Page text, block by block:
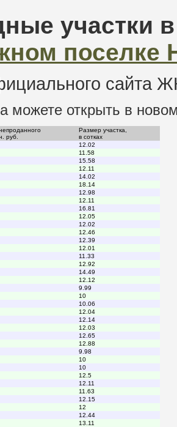
участки в
поселке
сайта
можете открыть в
руб.
Размер участка,
в сотках
12.02
11.58
15.58
12.11
14.02
18.14
12.98
12.11
16.81
12.05
12.02
12.46
12.39
12.01
11.33
12.92
14.49
12.12
9.99
10
10.06
12.04
12.14
12.03
12.65
12.88
9.98
10
10
12.5
12.11
11.63
12.15
12
12.44
13.11